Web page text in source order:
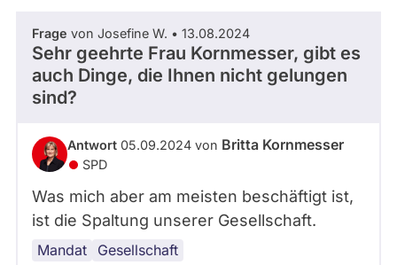
Frage von Josefine W. • 13.08.2024
Sehr geehrte Frau Kornmesser, gibt es
auch Dinge, die Ihnen nicht gelungen
sind?
Antwort 05.09.2024 von Britta Kornmesser
SPD
Was mich aber am meisten beschäftigt ist,
ist die Spaltung unserer Gesellschaft.
Mandat
Gesellschaft